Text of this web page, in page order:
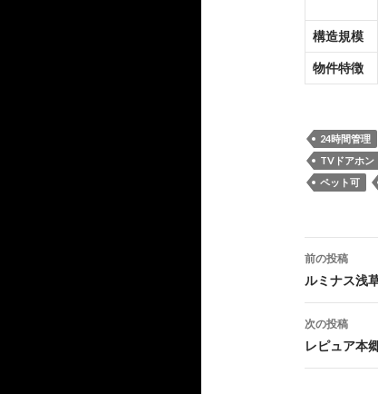
構造規模
物件特徴
24時間管理
TVドアホン
ペット可
投
稿
ナ
ビ
ゲ
前の投稿
ルミナス浅
次の投稿
レピュア本